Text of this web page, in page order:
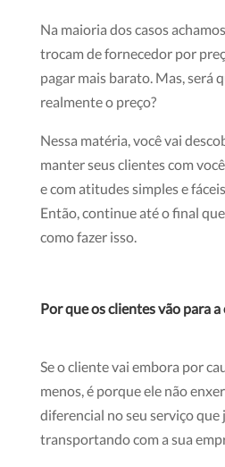
Na maioria dos casos
trocam de fornecedor por
pagar mais barato. Mas, será
realmente o preço?
Nessa matéria, você vai
manter seus clientes com
e com atitudes simples e
Então, continue até o final
como fazer isso.
Por que os clientes vão para
Se o cliente vai embora por
menos, é porque ele não
diferencial no seu serviço
transportando com a sua